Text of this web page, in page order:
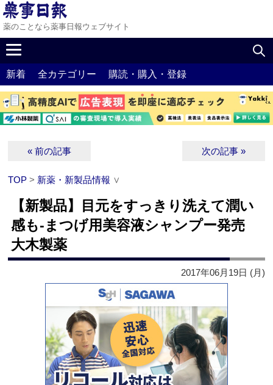
薬のことなら薬事日報ウェブサイト
新着 全カテゴリー 購読・購入・登録
« 前の記事 次の記事 »
TOP > 新薬・新製品情報 ∨
【新製品】目元をすっきり洗えて潤い
感も‐まつげ用美容液シャンプー発売
大木製薬
2017年06月19日 (月)